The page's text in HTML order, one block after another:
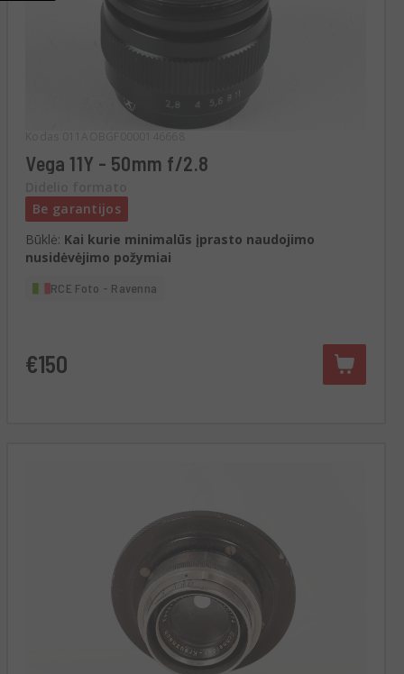
Vega 11Y - 50mm f/2.8
Be garantijos
Būklė: Kai kurie minimalūs įprasto naudojimo
nusidėvėjimo požymiai
RCE Foto - Ravenna
€150